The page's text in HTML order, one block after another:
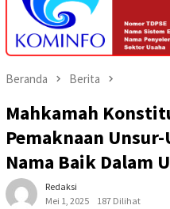
Beranda Berita
Mahkamah
Pemaknaan
Nama Baik Dalam
Redaksi
Mei 1, 2025
187 Dilihat